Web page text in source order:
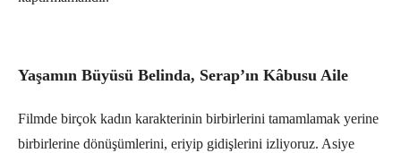
Yaşamın Büyüsü Belinda, Serap’ın Kâbusu Aile
Filmde birçok kadın karakterinin birbirlerini tamamlamak yerine
birbirlerine dönüşümlerini, eriyip gidişlerini izliyoruz. Asiye